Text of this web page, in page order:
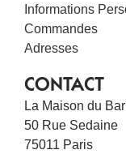
Informations
Commandes
Adresses
CONTACT
La Maison du
50 Rue Sedaine
75011 Paris